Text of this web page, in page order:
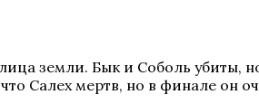
земли. Бык и Соболь убиты,
Салех мертв, но в финале он